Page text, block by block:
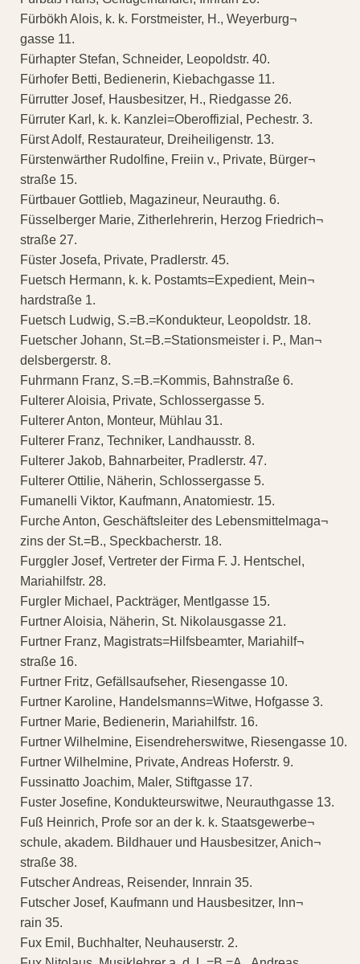
Fürbökh Alois, k. k. Forstmeister, H., Weyerburg¬
gasse 11.
Fürhapter Stefan, Schneider, Leopoldstr. 40.
Fürhofer Betti, Bedienerin, Kiebachgasse 11.
Fürrutter Josef, Hausbesitzer, H., Riedgasse 26.
Fürruter Karl, k. k. Kanzlei=Oberoffizial, Pechestr. 3.
Fürst Adolf, Restaurateur, Dreiheiligenstr. 13.
Fürstenwärther Rudolfine, Freiin v., Private, Bürger¬
straße 15.
Fürtbauer Gottlieb, Magazineur, Neurauthg. 6.
Füsselberger Marie, Zitherlehrerin, Herzog Friedrich¬
straße 27.
Füster Josefa, Private, Pradlerstr. 45.
Fuetsch Hermann, k. k. Postamts=Expedient, Mein¬
hardstraße 1.
Fuetsch Ludwig, S.=B.=Kondukteur, Leopoldstr. 18.
Fuetscher Johann, St.=B.=Stationsmeister i. P., Man¬
delsbergerstr. 8.
Fuhrmann Franz, S.=B.=Kommis, Bahnstraße 6.
Fulterer Aloisia, Private, Schlossergasse 5.
Fulterer Anton, Monteur, Mühlau 31.
Fulterer Franz, Techniker, Landhausstr. 8.
Fulterer Jakob, Bahnarbeiter, Pradlerstr. 47.
Fulterer Ottilie, Näherin, Schlossergasse 5.
Fumanelli Viktor, Kaufmann, Anatomiestr. 15.
Furche Anton, Geschäftsleiter des Lebensmittelmaga¬
zins der St.=B., Speckbacherstr. 18.
Furggler Josef, Vertreter der Firma F. J. Hentschel,
Mariahilfstr. 28.
Furgler Michael, Packträger, Mentlgasse 15.
Furtner Aloisia, Näherin, St. Nikolausgasse 21.
Furtner Franz, Magistrats=Hilfsbeamter, Mariahilf¬
straße 16.
Furtner Fritz, Gefällsaufseher, Riesengasse 10.
Furtner Karoline, Handelsmanns=Witwe, Hofgasse 3.
Furtner Marie, Bedienerin, Mariahilfstr. 16.
Furtner Wilhelmine, Eisendreherswitwe, Riesengasse 10.
Furtner Wilhelmine, Private, Andreas Hoferstr. 9.
Fussinatto Joachim, Maler, Stiftgasse 17.
Fuster Josefine, Kondukteurswitwe, Neurauthgasse 13.
Fuß Heinrich, Profe sor an der k. k. Staatsgewerbe¬
schule, akadem. Bildhauer und Hausbesitzer, Anich¬
straße 38.
Futscher Andreas, Reisender, Innrain 35.
Futscher Josef, Kaufmann und Hausbesitzer, Inn¬
rain 35.
Fux Emil, Buchhalter, Neuhauserstr. 2.